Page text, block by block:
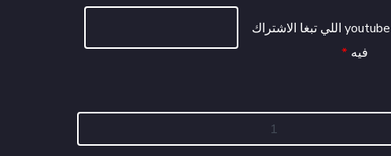
ايميل حساب youtube اللي تبغا الاشتراك
فيه *